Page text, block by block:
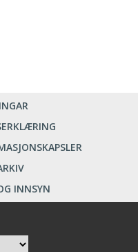
INNSYN